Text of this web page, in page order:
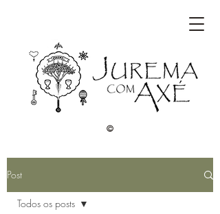
©
Post
Todos os posts